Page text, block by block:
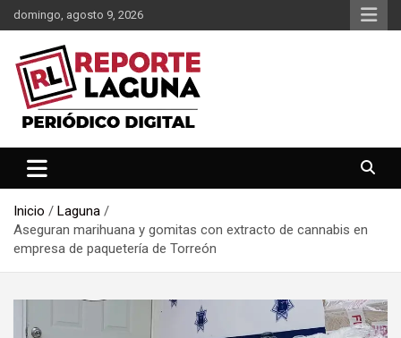
Saltar
al
contenido
domingo, agosto 9, 2026
Reporte Laguna
Inicio
Laguna
Aseguran marihuana y gomitas con extracto de cannabis en
empresa de paquetería de Torreón